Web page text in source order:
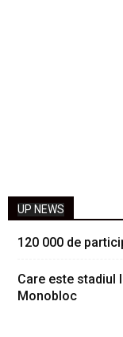
UP NEWS
120 000 de
Care este stadiul
Monobloc